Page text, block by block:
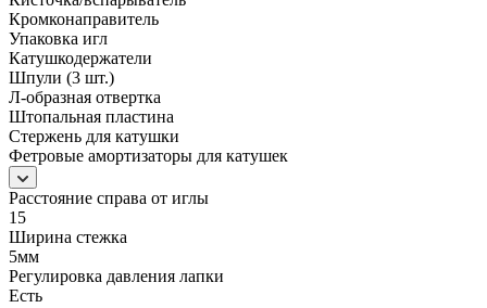
Кромконаправитель
Упаковка игл
Катушкодержатели
Шпули (3 шт.)
Л-образная отвертка
Штопальная пластина
Стержень для катушки
Фетровые амортизаторы для катушек
Расстояние справа от иглы
15
Ширина стежка
5мм
Регулировка давления лапки
Есть